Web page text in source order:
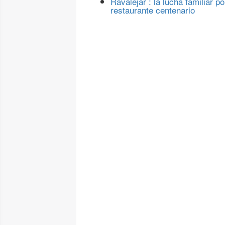
restaurante centenario